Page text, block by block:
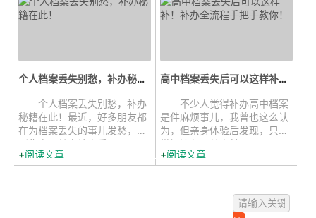
个人档案丢失别愁，补办秘籍在此！...
个人档案丢失别愁，补办
秘籍在此！最近，好多朋友都
在为档案丢失的事儿发愁，先
别焦虑，其实档案丢...
阅读文章
高中档案丢失后可以这样补！补办全...
不少人觉得补办高中档案
是件麻烦事儿，我曾也这么认
为，但亲身体验后发现，只要
掌握流程，其实并...
阅读文章